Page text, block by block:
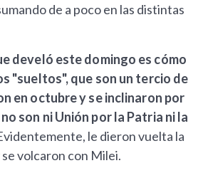
de a poco en las distintas
develó este domingo es cómo
"sueltos", que son un tercio de
en octubre y se inclinaron por
son ni Unión por la Patria ni la
le dieron vuelta la
volcaron con Milei.